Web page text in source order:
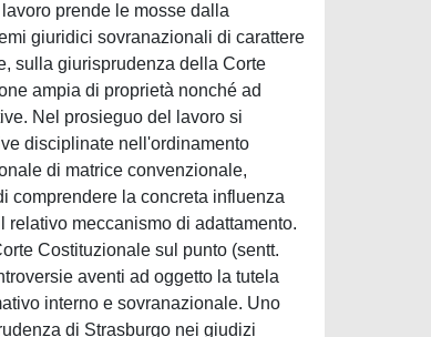
prende le mosse dalla
giuridici sovranazionali di carattere
sulla giurisprudenza della Corte
ampia di proprietà nonché ad
Nel prosieguo del lavoro si
disciplinate nell'ordinamento
di matrice convenzionale,
comprendere la concreta influenza
meccanismo di adattamento.
Costituzionale sul punto (sentt.
aventi ad oggetto la tutela
interno e sovranazionale. Uno
di Strasburgo nei giudizi